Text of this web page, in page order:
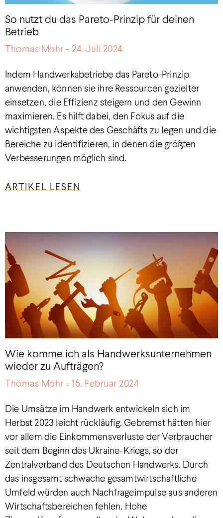
So nutzt du das Pareto-Prinzip für deinen
Betrieb
Thomas Mohr 24. Juli 2024
Indem Handwerksbetriebe das Pareto-Prinzip
anwenden, können sie ihre Ressourcen gezielter
einsetzen, die Effizienz steigern und den Gewinn
maximieren. Es hilft dabei, den Fokus auf die
wichtigsten Aspekte des Geschäfts zu legen und die
Bereiche zu identifizieren, in denen die größten
Verbesserungen möglich sind.
ARTIKEL LESEN
Wie komme ich als Handwerksunternehmen
wieder zu Aufträgen?
Thomas Mohr 15. Februar 2024
Die Umsätze im Handwerk entwickeln sich im
Herbst 2023 leicht rückläufig. Gebremst hätten hier
vor allem die Einkommensverluste der Verbraucher
seit dem Beginn des Ukraine-Kriegs, so der
Zentralverband des Deutschen Handwerks. Durch
das insgesamt schwache gesamtwirtschaftliche
Umfeld würden auch Nachfrageimpulse aus anderen
Wirtschaftsbereichen fehlen. Hohe